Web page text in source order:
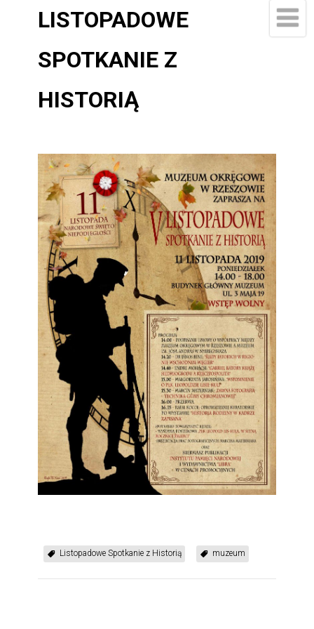
LISTOPADOWE
SPOTKANIE Z
HISTORIĄ
Listopadowe Spotkanie z Historią muzeum